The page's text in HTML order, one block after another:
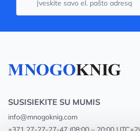
SUSISIEKITE SU MUMIS
info@mnogoknig.com
+371 27-27-27-47 (08:00 – 20:00 UTC+2)